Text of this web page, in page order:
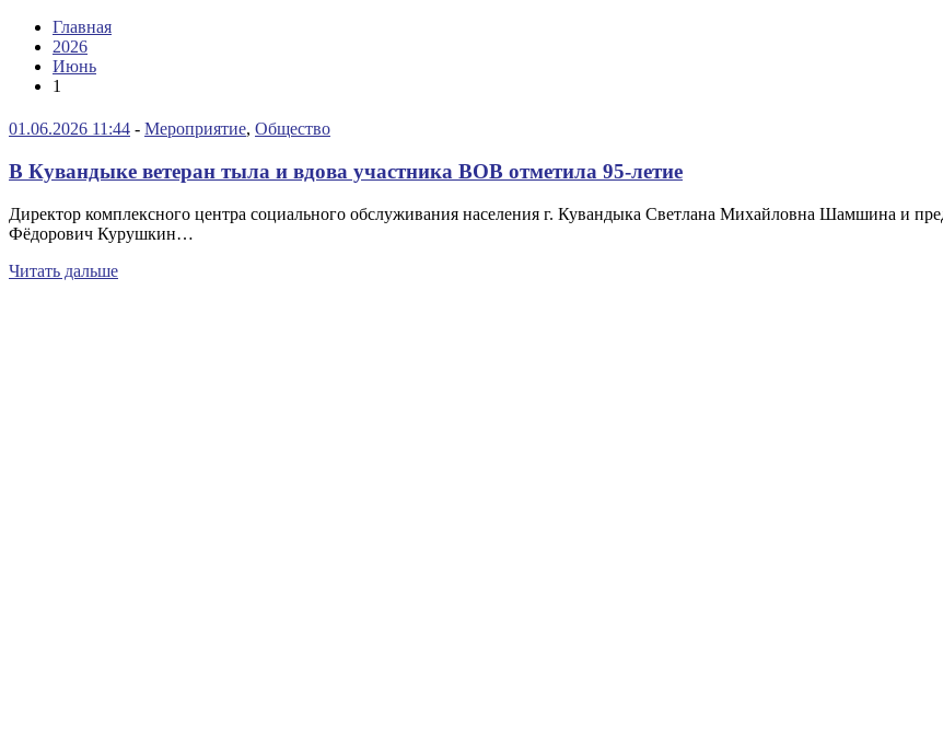
Главная
2026
Июнь
1
01.06.2026 11:44 - Мероприятие, Общество
В Кувандыке ветеран тыла и вдова участника ВОВ отметила 95-летие
Директор комплексного центра социального обслуживания населения г. Кувандыка Светлана Михайловна Шамшина и
Фёдорович Курушкин…
Читать дальше